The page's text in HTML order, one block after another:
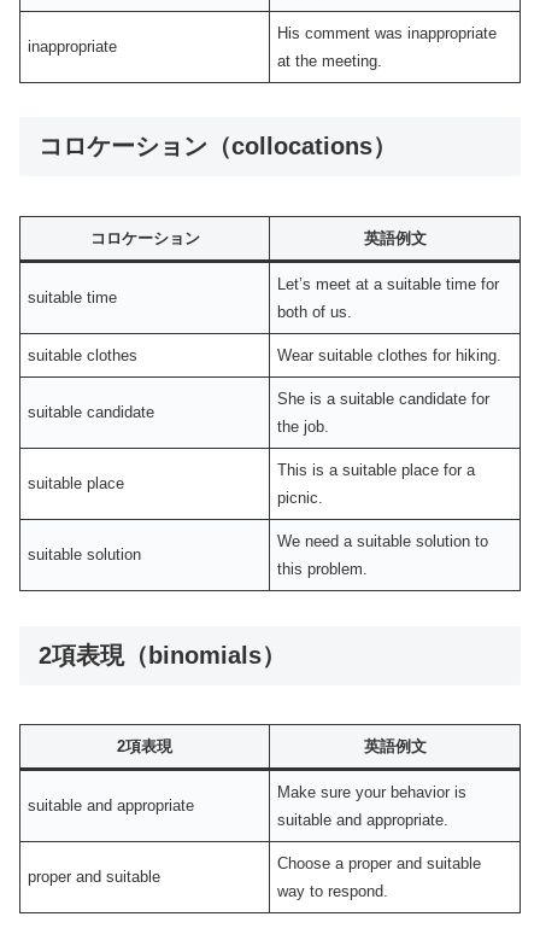
inappropriate
His comment was inappropriate
at the meeting.
コロケーション（collocations）
コロケーション 英語例文
suitable time
Let’s meet at a suitable time for
both of us.
suitable clothes Wear suitable clothes for hiking.
suitable candidate
She is a suitable candidate for
the job.
suitable place
This is a suitable place for a
picnic.
suitable solution
We need a suitable solution to
this problem.
2項表現（binomials）
2項表現 英語例文
suitable and appropriate
Make sure your behavior is
suitable and appropriate.
proper and suitable
Choose a proper and suitable
way to respond.